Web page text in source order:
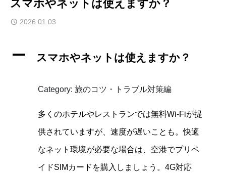
スマホやネットは使えますか？
2026.01.03
A スマホやネットは使えますか？
Category: 旅のコツ・トラブル対策編
多くのホテルやレストランでは無料Wi-Fiが提
供されていますが、速度が遅いことも。快適
なネット環境が必要な場合は、空港でプリペ
イドSIMカードを購入しましょう。4G対応